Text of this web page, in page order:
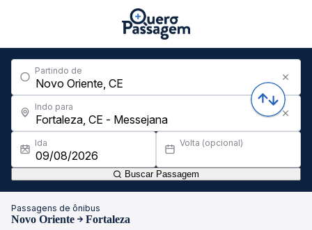
Partindo de
Indo para
Ida Volta (opcional)
Buscar Passagem
Passagens de ônibus
Novo Oriente Fortaleza